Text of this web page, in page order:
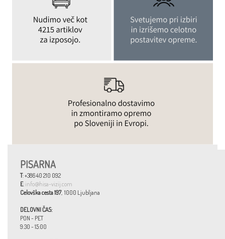
PISARNA
T: +386 40 210 092
E: info@hisa-vizij.com
Celovška cesta 197, 1000 Ljubljana
DELOVNI ČAS:
PON - PET
9:30 - 15:00